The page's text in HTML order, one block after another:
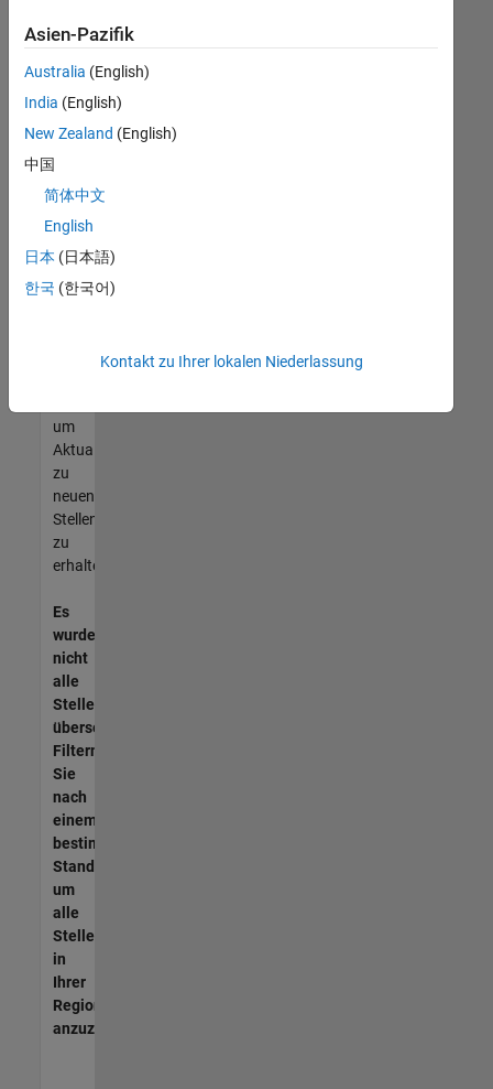
noch
keine
offenen
Stellen
können,
die
Ihren
entsprechen,
werden
unseres
um
Aktualisierungen
zu
neuen
Stellenangeboten
zu
erhalten.
Es
wurden
nicht
alle
Stellen
übersetzt.
Filtern
Sie
nach
einem
bestimmten
Standort,
um
alle
Stellenangebote
in
Ihrer
Region
anzuzeigen.
Asien-Pazifik
Australia (English)
India (English)
New Zealand (English)
中国
简体中文
English
日本 (日本語)
한국 (한국어)
Kontakt zu Ihrer lokalen Niederlassung